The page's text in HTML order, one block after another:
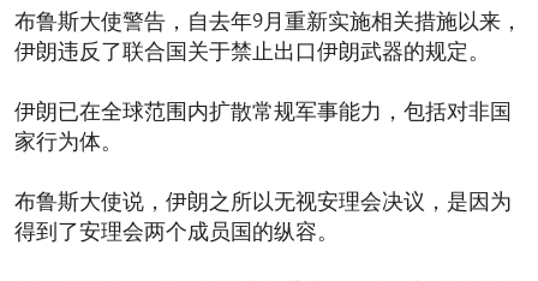
布鲁斯大使警告，自去年9月重新实施相关措施以来，
伊朗违反了联合国关于禁止出口伊朗武器的规定。
伊朗已在全球范围内扩散常规军事能力，包括对非国
家行为体。
布鲁斯大使说，伊朗之所以无视安理会决议，是因为
得到了安理会两个成员国的纵容。